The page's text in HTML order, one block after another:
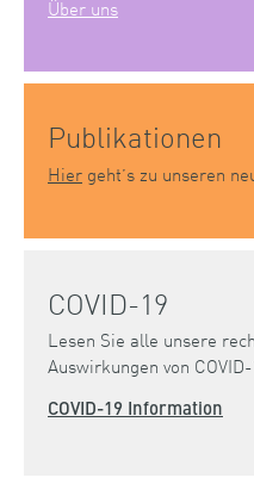
Über uns
Publikationen
Hier geht’s zu unseren
COVID-19
Lesen Sie alle unsere
Auswirkungen von
COVID-19 Information